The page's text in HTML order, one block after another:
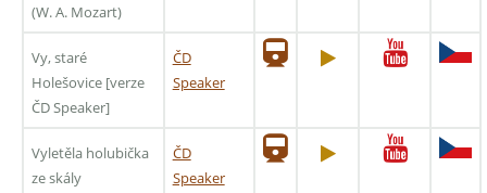
(W. A. Mozart)
Vy, staré
Holešovice [verze
ČD Speaker]
ČD
Speaker
Vyletěla holubička
ze skály
ČD
Speaker